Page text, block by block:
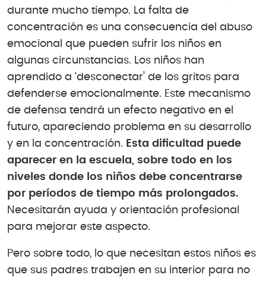
durante mucho tiempo. La falta de
concentración es una consecuencia del abuso
emocional que pueden sufrir los niños en
algunas circunstancias. Los niños han
aprendido a ‘desconectar’ de los gritos para
defenderse emocionalmente. Este mecanismo
de defensa tendrá un efecto negativo en el
futuro, apareciendo problema en su desarrollo
y en la concentración. Esta dificultad puede
aparecer en la escuela, sobre todo en los
niveles donde los niños debe concentrarse
por períodos de tiempo más prolongados.
Necesitarán ayuda y orientación profesional
para mejorar este aspecto.
Pero sobre todo, lo que necesitan estos niños es
que sus padres trabajen en su interior para no